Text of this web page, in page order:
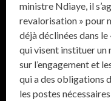
ministre Ndiaye, il
revalorisation » pour
déjà déclinées dans
qui visent instituer un
sur l’engagement et
qui a des obligations
les postes